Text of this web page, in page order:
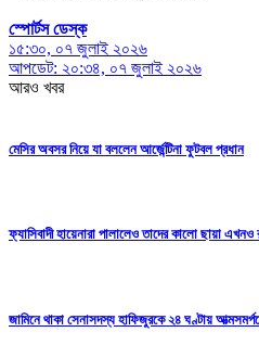
স্পোর্টস ডেস্ক
১৫:৩০, ০৭ জুলাই ২০২৬
আপডেট: ২০:৩৪, ০৭ জুলাই ২০২৬
আরও খবর
মেসির অবসর নিয়ে যা বললেন আর্জেন্টিনা ফুটবল প্রধান
ফ্যাসিবাদী হায়েনারা পালালেও তাদের কালো ছায়া
জামিনে থাকা সেনাসদস্য হাফিজুরকে ২৪ ঘণ্টায়